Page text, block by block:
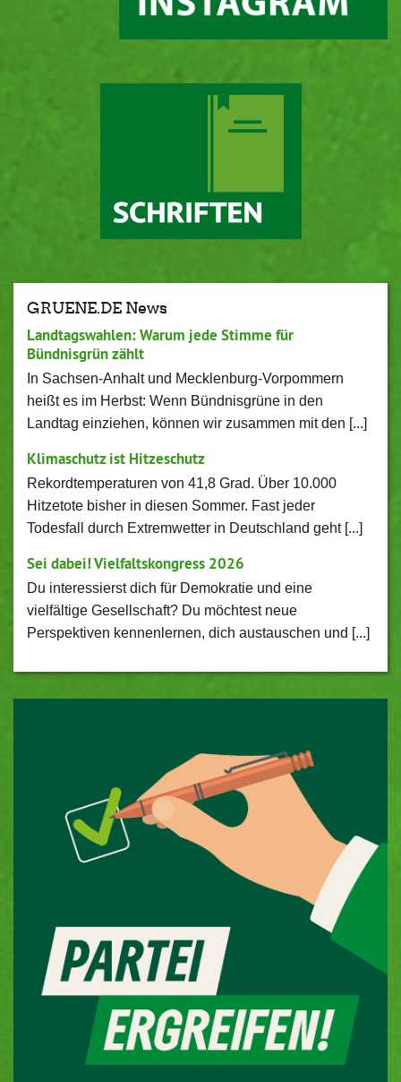
GRUENE.DE News
Landtagswahlen: Warum jede Stimme für
Bündnisgrün zählt
In Sachsen-Anhalt und Mecklenburg-Vorpommern
heißt es im Herbst: Wenn Bündnisgrüne in den
Landtag einziehen, können wir zusammen mit den [...]
Klimaschutz ist Hitzeschutz
Rekordtemperaturen von 41,8 Grad. Über 10.000
Hitzetote bisher in diesen Sommer. Fast jeder
Todesfall durch Extremwetter in Deutschland geht [...]
Sei dabei! Vielfaltskongress 2026
Du interessierst dich für Demokratie und eine
vielfältige Gesellschaft? Du möchtest neue
Perspektiven kennenlernen, dich austauschen und [...]